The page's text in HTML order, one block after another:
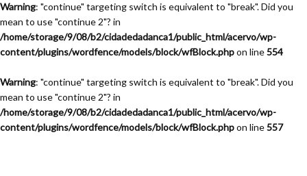
Warning: "continue" targeting switch is equivalent to "break". Did you
mean to use "continue 2"? in
/home/storage/9/08/b2/cidadedadanca1/public_html/acervo/wp-
content/plugins/wordfence/models/block/wfBlock.phpon line554
Warning: "continue" targeting switch is equivalent to "break". Did you
mean to use "continue 2"? in
/home/storage/9/08/b2/cidadedadanca1/public_html/acervo/wp-
content/plugins/wordfence/models/block/wfBlock.phpon line557